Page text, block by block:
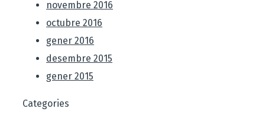
novembre 2016
octubre 2016
gener 2016
desembre 2015
gener 2015
Categories